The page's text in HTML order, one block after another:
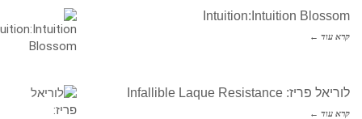
Intuition:Intuition Blossom
קרא עוד ←
לוריאל פריז: Infallible Laque Resistance
קרא עוד ←